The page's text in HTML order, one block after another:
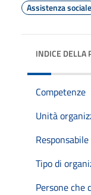
Assistenza sociale
INDICE DELLA
Competenze
Unità
Responsabile
Tipo di
Persone che